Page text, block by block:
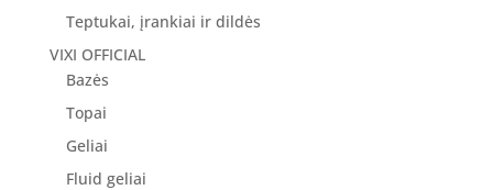
Teptukai, įrankiai ir dildės
VIXI OFFICIAL
Bazės
Topai
Geliai
Fluid geliai